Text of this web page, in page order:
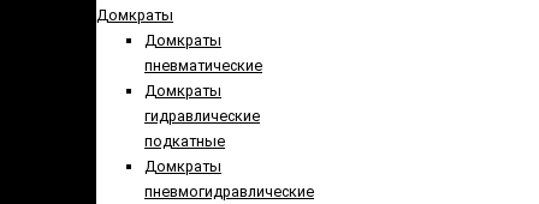
Домкраты
Домкраты
пневматические
Домкраты
гидравлические
подкатные
Домкраты
пневмогидравлические